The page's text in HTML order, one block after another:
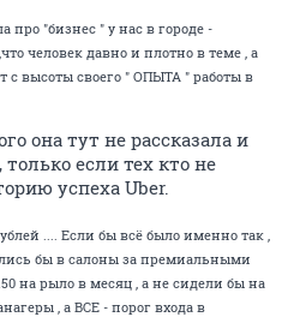
про "бизнес " у нас в городе -
человек давно и плотно в теме , а
с высоты своего " ОПЫТА " работы в
она тут не рассказала и
если тех кто не
успеха Uber.
.... Если бы всё было именно так ,
бы в салоны за премиальными
на рыло в месяц , а не сидели бы на
, а ВСЕ - порог входа в